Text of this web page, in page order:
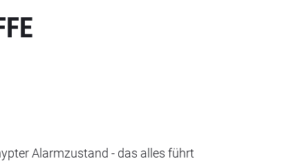
Alarmzustand - das alles führt